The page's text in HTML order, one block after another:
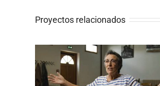
Proyectos relacionados